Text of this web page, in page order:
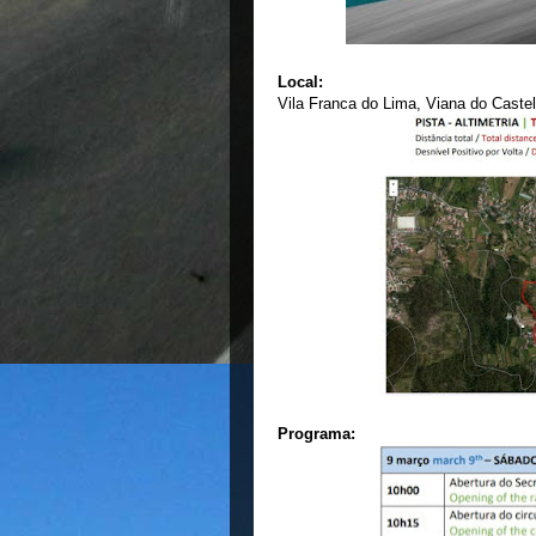
Local:
Vila Franca do Lima, Viana do
Programa: